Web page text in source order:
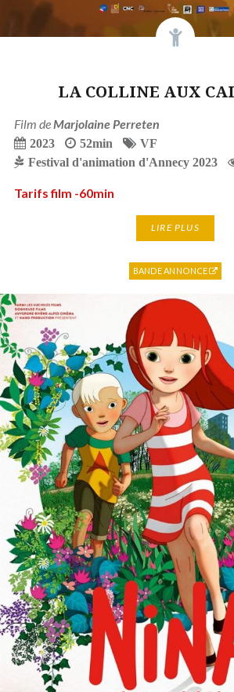
LA COLLINE AUX
Film deMarjolaine Perreten
2023 52min
VF
Festival d'animation d'Annecy 2023
Tarifs film -60min
LIRE PLUS
BANDE ANNONCE